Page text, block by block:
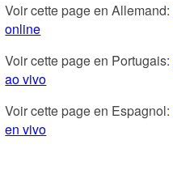
Voir cette page en Allemand:
online
Voir cette page en Portugais:
ao vivo
Voir cette page en Espagnol:
en vivo